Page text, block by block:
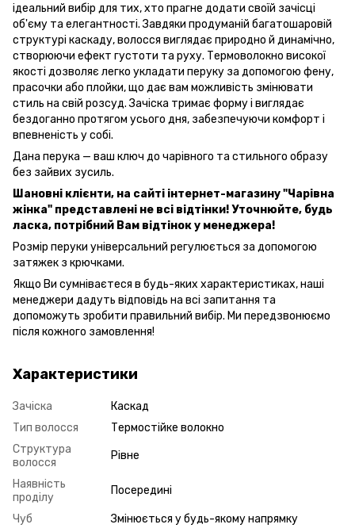
ідеальний вибір для тих, хто прагне додати своїй зачісці
об'єму та елегантності. Завдяки продуманій багатошаровій
структурі каскаду, волосся виглядає природно й динамічно,
створюючи ефект густоти та руху. Термоволокно високої
якості дозволяє легко укладати перуку за допомогою фену,
прасочки або плойки, що дає вам можливість змінювати
стиль на свій розсуд. Зачіска тримає форму і виглядає
бездоганно протягом усього дня, забезпечуючи комфорт і
впевненість у собі.
Дана перука — ваш ключ до чарівного та стильного образу
без зайвих зусиль.
Шановні клієнти, на сайті інтернет-магазину "Чарівна
жінка" представлені не всі відтінки! Уточнюйте, будь
ласка, потрібний Вам відтінок у менеджера!
Розмір перуки універсальний регулюється за допомогою
затяжек з крючками.
Якщо Ви сумніваєтеся в будь-яких характеристиках, наші
менеджери дадуть відповідь на всі запитання та
допоможуть зробити правильний вибір. Ми передзвонюємо
після кожного замовлення!
Характеристики
Зачіска
Каскад
Тип волосся
Термостійке волокно
Структура
волосся
Рівне
Наявність
проділу
Посередині
Чуб
Змінюється у будь-якому напрямку